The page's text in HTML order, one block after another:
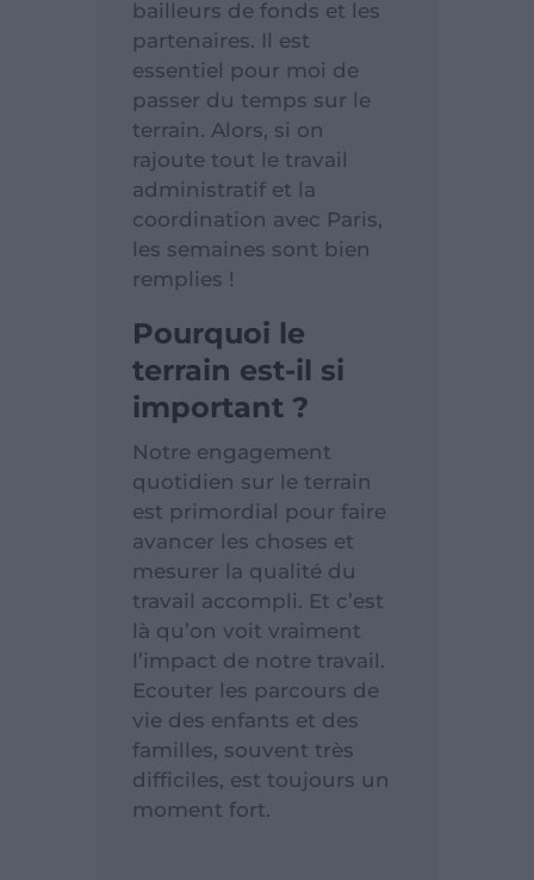
bailleurs de fonds et les
partenaires. Il est
essentiel pour moi de
passer du temps sur le
terrain. Alors, si on
rajoute tout le travail
administratif et la
coordination avec Paris,
les semaines sont bien
remplies !
Pourquoi le
terrain est-il si
important ?
Notre engagement
quotidien sur le terrain
est primordial pour faire
avancer les choses et
mesurer la qualité du
travail accompli. Et c’est
là qu’on voit vraiment
l’impact de notre travail.
Ecouter les parcours de
vie des enfants et des
familles, souvent très
difficiles, est toujours un
moment fort.